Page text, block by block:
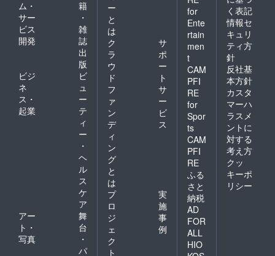
ム・
サー
ビス
開発
籍
・
雑
誌
出
版
ビジ
ネ
ス・
起業
ビ
ュ
ー
テ
ィ
ー
・
ヘ
ル
ス
ケ
ア
アー
ト・
写真
舞
台
・
パ
ー
と
は
ク
ラ
ウ
ド
フ
ァ
ン
デ
ィ
ン
グ
と
は
サ
ポ
ー
ト
サ
ー
ビ
ス
プ
ロ
ジ
ェ
ク
ト
実
施
事
例
for
Ente
rtain
men
t
CAM
PFI
RE
for
Spor
ts
CAM
PFI
RE
ふる
さと
納税
AD
FOR
ALL
HIO
く表記
情報セ
キュリ
ティ方
針
反社基
本方針
カスタ
マーハ
ラスメ
ントに
対する
考え方
クッ
キーポ
リシー